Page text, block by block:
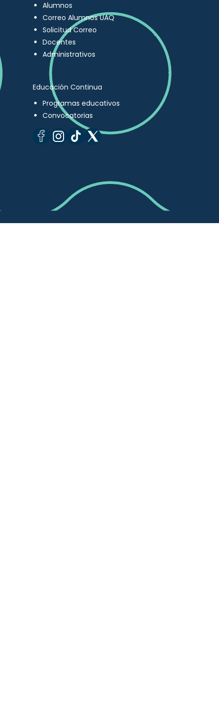
Alumnos
Correo Alumnos UAQ
Solicitud Correo
Docentes
Administrativos
Educación Continua
Programas educativos
Convocatorias